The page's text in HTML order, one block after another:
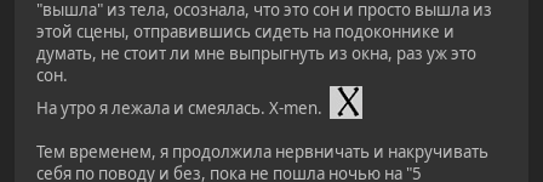
"вышла" из тела, осознала, что это сон и просто вышла из
этой сцены, отправившись сидеть на подоконнике и
думать, не стоит ли мне выпрыгнуть из окна, раз уж это
сон.
На утро я лежала и смеялась. X-men.
Тем временем, я продолжила нервничать и накручивать
себя по поводу и без, пока не пошла ночью на "5